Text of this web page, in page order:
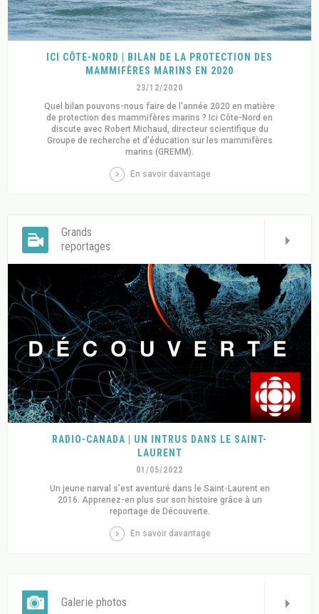
ICI CÔTE-NORD | BILAN DE LA PROTECTION DES
MAMMIFÈRES MARINS EN 2020
23/12/2020
Quel bilan pouvons-nous faire de l'année 2020 en matière
de protection des mammifères marins ? Ici Côte-Nord en
discute avec Robert Michaud, directeur scientifique du
Groupe de recherche et d'éducation sur les mammifères
marins (GREMM).
En savoir davantage
Grands
reportages
RADIO-CANADA | UN INTRUS DANS LE SAINT-
LAURENT
01/05/2022
Un jeune narval s’est aventuré dans le Saint-Laurent en
2016. Apprenez-en plus sur son histoire grâce à un
reportage de Découverte.
En savoir davantage
Galerie photos